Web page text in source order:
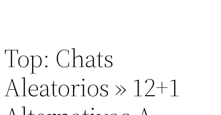
Top: Chats
Aleatorios » 12+1